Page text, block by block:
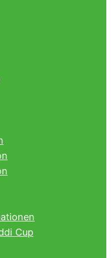
Cup